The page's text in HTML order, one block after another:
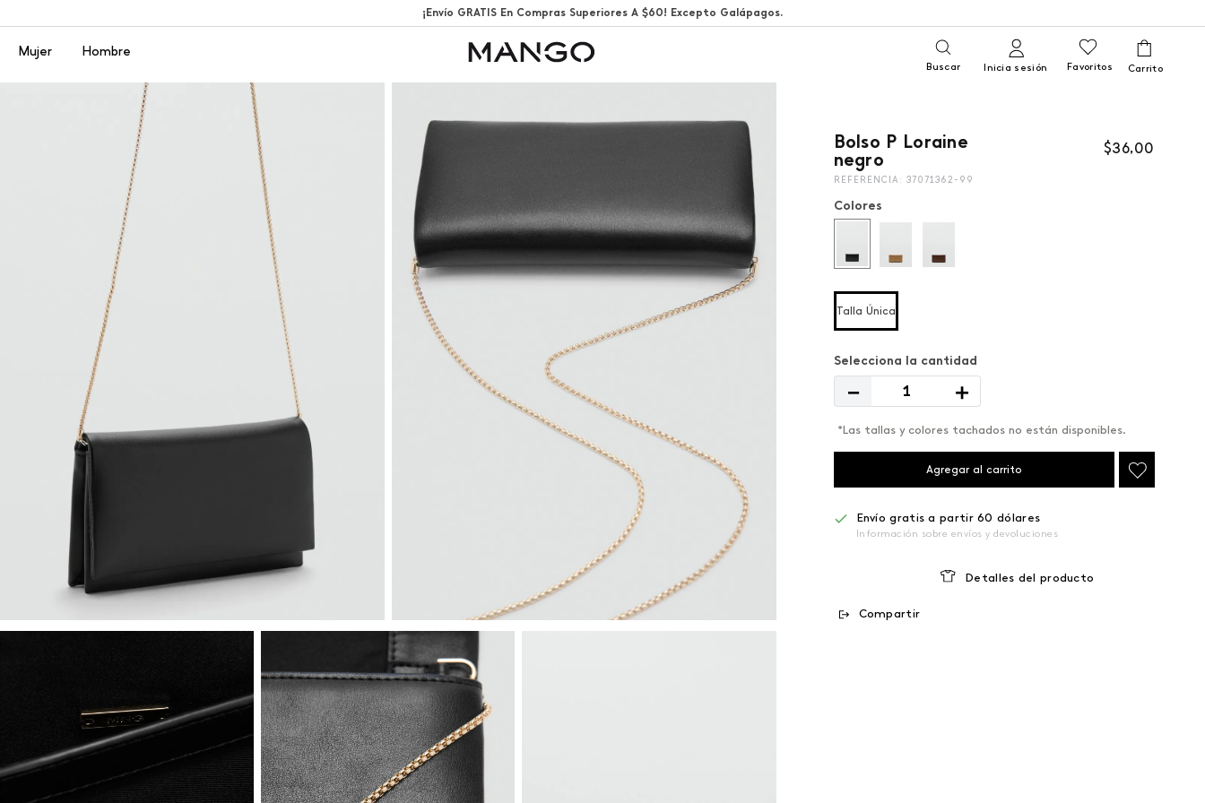
¡Envío GRATIS En Compras Superiores A $60! Excepto Galápagos.
Menú
Mujer Hombre
Buscar Inicia sesión Favoritos
Bolso P Loraine
negro
$36,00
REFERENCIA : 37071362-99
Colores
Talla Única
＋
－
*Las tallas y colores tachados no están disponibles.
Agregar al carrito
Envío gratis a partir 60 dólares
Información sobre envíos y devoluciones
Detalles del producto
Compartir